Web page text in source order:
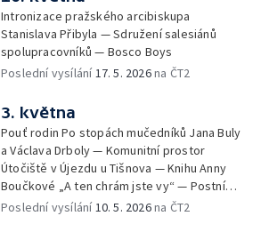
Intronizace pražského arcibiskupa
Stanislava Přibyla — Sdružení salesiánů
spolupracovníků — Bosco Boys
Poslední vysílání17. 5. 2026na ČT2
3. května
Pouť rodin Po stopách mučedníků Jana Buly
a Václava Drboly — Komunitní prostor
Útočiště v Újezdu u Tišnova — Knihu Anny
Boučkové „A ten chrám jste vy“ — Postní
betlém v kostele sv. Jakuba Většího v
Poslední vysílání10. 5. 2026na ČT2